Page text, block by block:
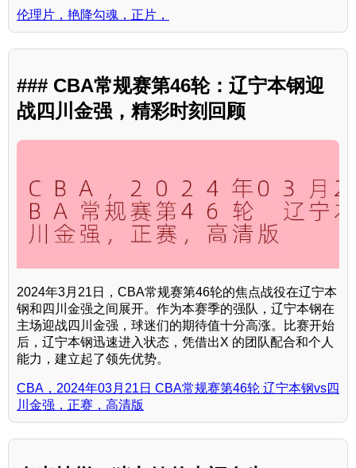
伦理片，艳降勾魂，正片，
### CBA常规赛第46轮：辽宁本钢迎
战四川金强，精彩时刻回顾
2024年3月21日，CBA常规赛第46轮的焦点战役在辽宁本
钢和四川金强之间展开。作为本赛季的强队，辽宁本钢在
主场迎战四川金强，球迷们的期待值十分高涨。比赛开始
后，辽宁本钢迅速进入状态，凭借出X 的团队配合和个人
能力，建立起了领先优势。
CBA，2024年03月21日 CBA常规赛第46轮 辽宁本钢vs四
川金强，正赛，高清版